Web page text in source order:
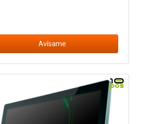
Avísame